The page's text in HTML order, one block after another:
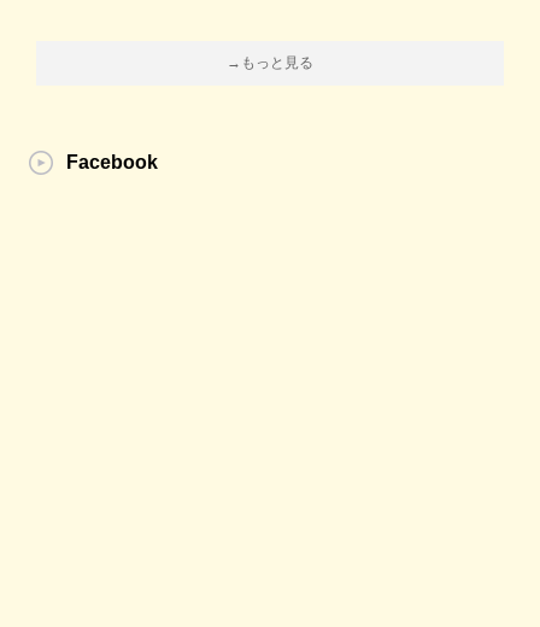
→もっと見る
Facebook